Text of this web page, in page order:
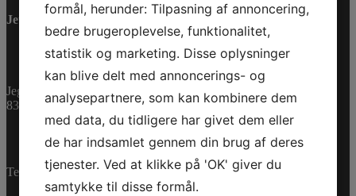
Jet-Trade Powersport
Jegstrupvej 280
8361 Hasselager
Telefon:+45 70 200 600
formål, herunder: Tilpasning af annoncering,
bedre brugeroplevelse, funktionalitet,
statistik og marketing. Disse oplysninger
kan blive delt med annoncerings- og
analysepartnere, som kan kombinere dem
med data, du tidligere har givet dem eller
de har indsamlet gennem din brug af deres
tjenester. Ved at klikke på 'OK' giver du
samtykke til disse formål.